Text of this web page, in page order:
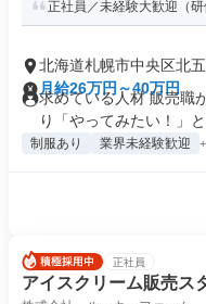
正社員／未経験大歓迎（
北海道札幌市中央区北
月給26万円～40万円
求めている人材 販売職
り「やってみたい！」と
制服あり 業界未経験歓迎
正社員
アイスクリーム販売ス